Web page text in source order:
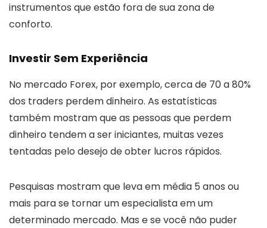
instrumentos que estão fora de sua zona de
conforto.
Investir Sem Experiência
No mercado Forex, por exemplo, cerca de 70 a 80%
dos traders perdem dinheiro. As estatísticas
também mostram que as pessoas que perdem
dinheiro tendem a ser iniciantes, muitas vezes
tentadas pelo desejo de obter lucros rápidos.
Pesquisas mostram que leva em média 5 anos ou
mais para se tornar um especialista em um
determinado mercado. Mas e se você não puder